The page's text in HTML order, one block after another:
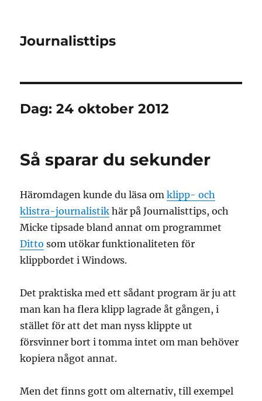
Journalisttips
Dag:24 oktober 2012
Så sparar du sekunder
Häromdagen kunde du läsa omklipp- och
klistra-journalistik här på Journalisttips, och
Micke tipsade bland annat om programmet
Ditto som utökar funktionaliteten för
klippbordet i Windows.
Det praktiska med ett sådant program är ju att
man kan ha flera klipp lagrade åt gången, i
stället för att det man nyss klippte ut
försvinner bort i tomma intet om man behöver
kopiera något annat.
Men det finns gott om alternativ, till exempel